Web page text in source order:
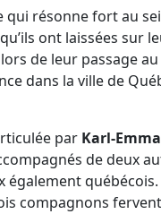
qui résonne fort au
ont laissées sur
de leur passage au
dans la ville de
par Karl-
de deux
également
compagnons